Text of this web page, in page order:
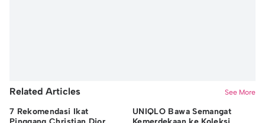
Related Articles See More
7 Rekomendasi Ikat
UNIQLO Bawa Semangat